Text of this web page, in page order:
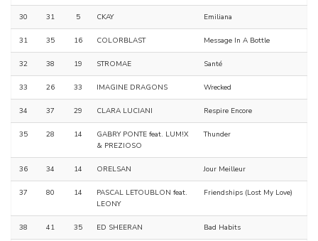
30 31 5 CKAY Emiliana
31 35 16 COLORBLAST Message In A Bottle
32 38 19 STROMAE Santé
33 26 33 IMAGINE DRAGONS Wrecked
34 37 29 CLARA LUCIANI Respire Encore
35 28 14
GABRY PONTE feat. LUM!X
& PREZIOSO
Thunder
36 34 14 ORELSAN Jour Meilleur
37 80 14
PASCAL LETOUBLON feat.
LEONY
Friendships (Lost My Love)
38 41 35 ED SHEERAN Bad Habits